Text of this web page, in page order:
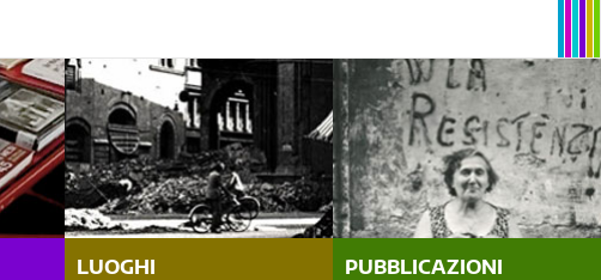
LUOGHI PUBBLICAZIONI